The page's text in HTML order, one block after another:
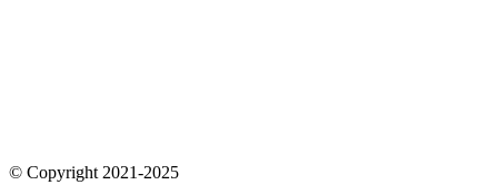
© Copyright 2021-2025